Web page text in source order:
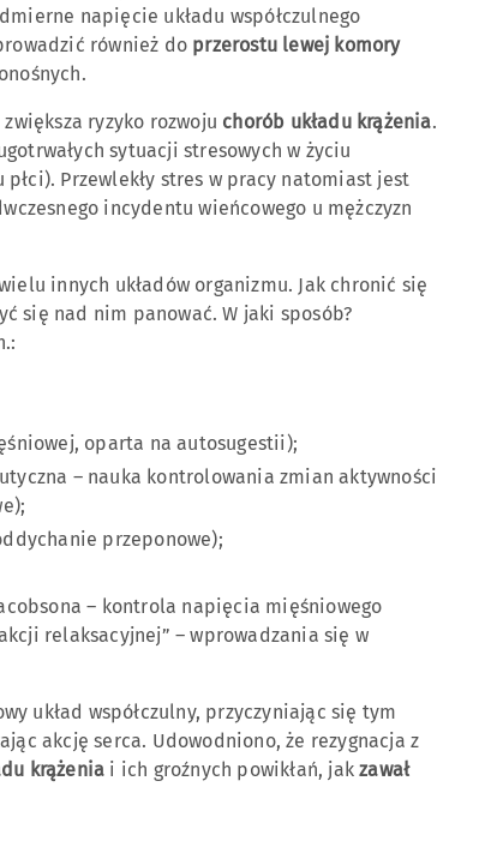
napięcie układu współczulnego
również do przerostu lewej komory
ryzyko rozwoju chorób układu krążenia.
sytuacji stresowych w życiu
płci). Przewlekły stres w pracy natomiast jest
incydentu wieńcowego u mężczyzn
innych układów organizmu. Jak chronić się
się nad nim panować. W jaki sposób?
oparta na autosugestii);
– nauka kontrolowania zmian aktywności
przeponowe);
– kontrola napięcia mięśniowego
relaksacyjnej” – wprowadzania się w
układ współczulny, przyczyniając się tym
akcję serca. Udowodniono, że rezygnacja z
krążenia i ich groźnych powikłań, jakzawał